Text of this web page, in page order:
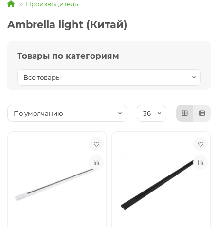
Производитель
Ambrella light (Китай)
Товары по категориям